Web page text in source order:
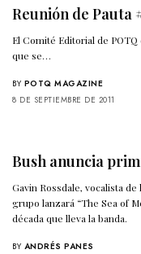
Reunión de Pauta
El Comité Editorial de
que se…
BY POTQ MAGAZINE
8 DE SEPTIEMBRE DE 2011
Bush anuncia
Gavin Rossdale, vocalista de
grupo lanzará “The Sea of
década que lleva la banda.
BY ANDRÉS PANES